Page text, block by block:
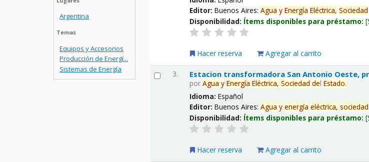
Argentina
Temas
Equipos y Accesorios
Producción de Energí...
Sistemas de Energía
Editor:Buenos Aires:Agua y Energía Eléctrica, Sociedad
Disponibilidad: Ítems disponibles para préstamo:
Hacer reserva Agregar al carrito
3. Estacion transformadora San Antonio Oeste,
porAgua y Energía Eléctrica, Sociedad delEstado.
Idioma:Español
Editor:Buenos Aires:Agua y energía eléctrica, sociedad
Disponibilidad: Ítems disponibles para préstamo:
Hacer reserva Agregar al carrito